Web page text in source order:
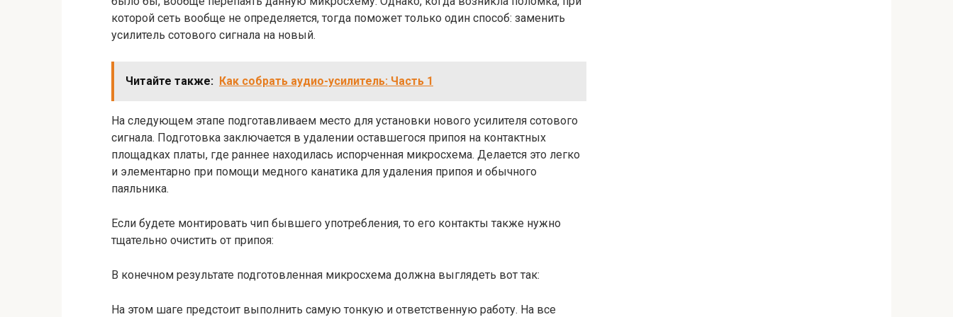
которой сеть вообще не определяется, тогда поможет только один способ: заменить
усилитель сотового сигнала на новый.
Читайте также: Как собрать аудио-усилитель: Часть 1
На следующем этапе подготавливаем место для установки нового усилителя сотового
сигнала. Подготовка заключается в удалении оставшегося припоя на контактных
площадках платы, где раннее находилась испорченная микросхема. Делается это легко
и элементарно при помощи медного канатика для удаления припоя и обычного
паяльника.
Если будете монтировать чип бывшего употребления, то его контакты также нужно
тщательно очистить от припоя:
В конечном результате подготовленная микросхема должна выглядеть вот так:
На этом шаге предстоит выполнить самую тонкую и ответственную работу. На все